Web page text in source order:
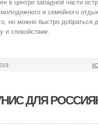
в центре западной части
и семейного
но можно быстро
и спокойствие.
ДЛЯ РОССИЯН